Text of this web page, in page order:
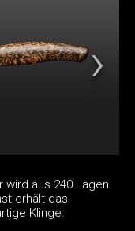
wird aus 240 Lagen
erhält das
Klinge.